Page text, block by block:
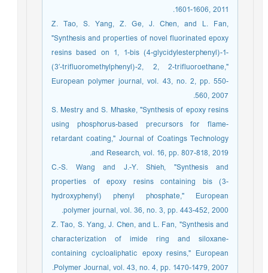
1601-1606, 2011.
Z. Tao, S. Yang, Z. Ge, J. Chen, and L. Fan,
"Synthesis and properties of novel fluorinated epoxy
resins based on 1, 1-bis (4-glycidylesterphenyl)-1-
(3′-trifluoromethylphenyl)-2, 2, 2-trifluoroethane,"
European polymer journal, vol. 43, no. 2, pp. 550-
560, 2007.
S. Mestry and S. Mhaske, "Synthesis of epoxy resins
using phosphorus-based precursors for flame-
retardant coating," Journal of Coatings Technology
and Research, vol. 16, pp. 807-818, 2019.
C.-S. Wang and J.-Y. Shieh, "Synthesis and
properties of epoxy resins containing bis (3-
hydroxyphenyl) phenyl phosphate," European
polymer journal, vol. 36, no. 3, pp. 443-452, 2000.
Z. Tao, S. Yang, J. Chen, and L. Fan, "Synthesis and
characterization of imide ring and siloxane-
containing cycloaliphatic epoxy resins," European
Polymer Journal, vol. 43, no. 4, pp. 1470-1479, 2007.